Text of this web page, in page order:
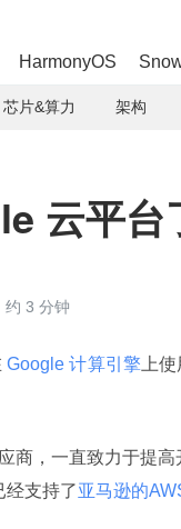
HarmonyOS
芯片&算力 架构
云平台
约 3 分钟
Google 计算引擎 上
商，一直致力于提
经支持了亚马逊的